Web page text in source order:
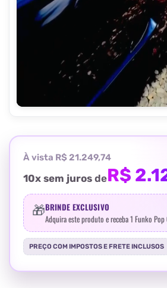
À vista R$ 21.249,74
10x sem jurosdeR$
🎁BRINDE EXCLUSIVO
Adquira este produto e receba 1 Funko
PREÇO COM IMPOSTOS E FRETE INCLUSOS